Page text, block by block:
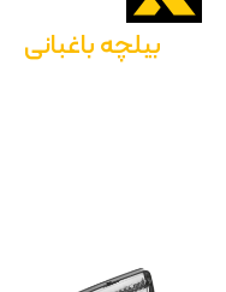
بیلچه باغبانی